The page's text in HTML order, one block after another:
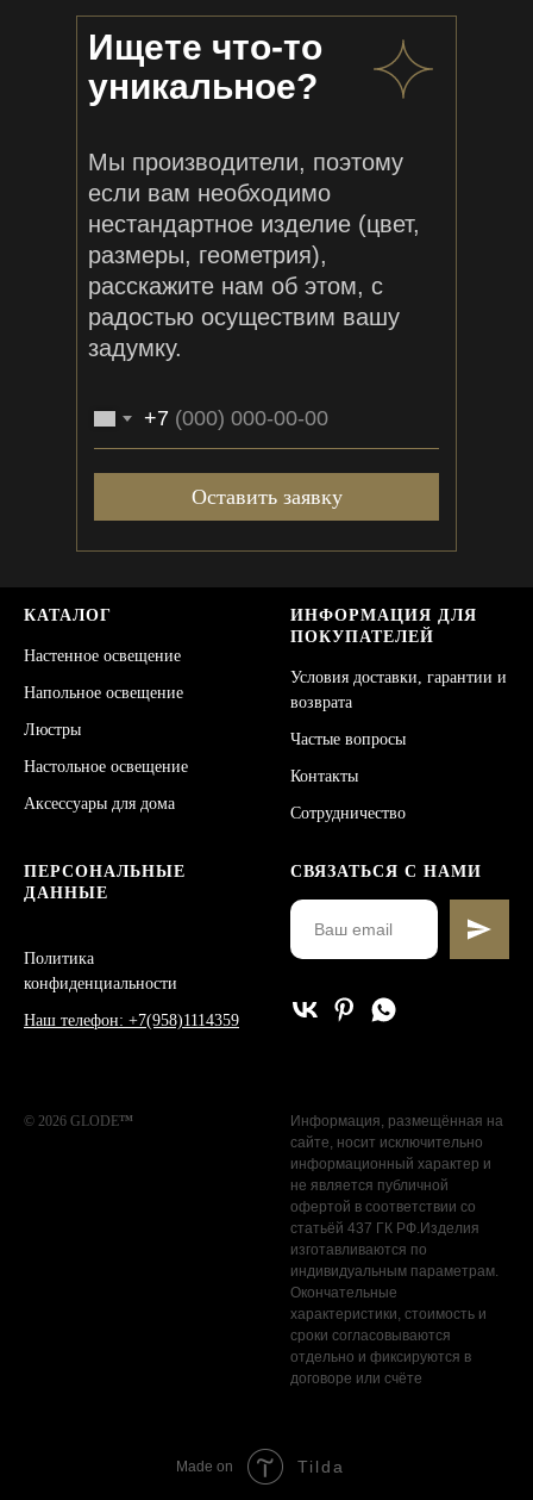
Мы производители, поэтому
если вам необходимо
нестандартное изделие (цвет,
размеры, геометрия),
расскажите нам об этом, с
радостью осуществим вашу
задумку.
Ищете что-то
уникальное?
+7
Оставить заявку
КАТАЛОГ
Настенное освещение
Напольное освещение
Люстры
Настольное освещение
Аксессуары для дома
ИНФОРМАЦИЯ ДЛЯ
ПОКУПАТЕЛЕЙ
Условия доставки, гарантии и
возврата
Частые вопросы
Контакты
Сотрудничество
ПЕРСОНАЛЬНЫЕ
ДАННЫЕ
Политика
конфиденциальности
Наш телефон: +7(958)1114359
СВЯЗАТЬСЯ С НАМИ
© 2026 GLODE™
Информация, размещённая на
сайте, носит исключительно
информационный характер и
не является публичной
офертой в соответствии со
статьёй 437 ГК РФ.Изделия
изготавливаются по
индивидуальным параметрам.
Окончательные
характеристики, стоимость и
сроки согласовываются
отдельно и фиксируются в
договоре или счёте
Made on Tilda